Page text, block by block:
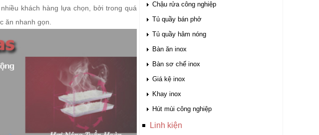
khách hàng lựa chọn, bởi trong quá
ăn nhanh gọn.
Chậu rửa công nghiệp
Tủ quầy bán phở
Tủ quầy hâm nóng
Bàn ăn inox
Bàn sơ chế inox
Giá kệ inox
Khay inox
Hút mùi công nghiệp
Linh kiện